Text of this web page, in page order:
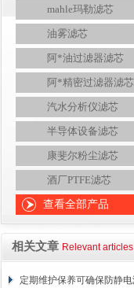
mahle玛勒滤芯
油雾滤芯
阿*油过滤器滤芯
阿*精密过滤器滤芯
汽水分析仪滤芯
半导体设备滤芯
康斐尔粉尘滤芯
酒厂PTFE滤芯
查看全部产品
相关文章 Relevant articles
定期维护保养可确保防静